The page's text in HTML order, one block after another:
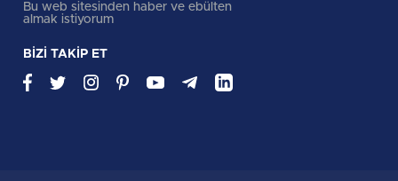
Bu web sitesinden haber ve ebülten
almak istiyorum
BİZİ TAKİP ET